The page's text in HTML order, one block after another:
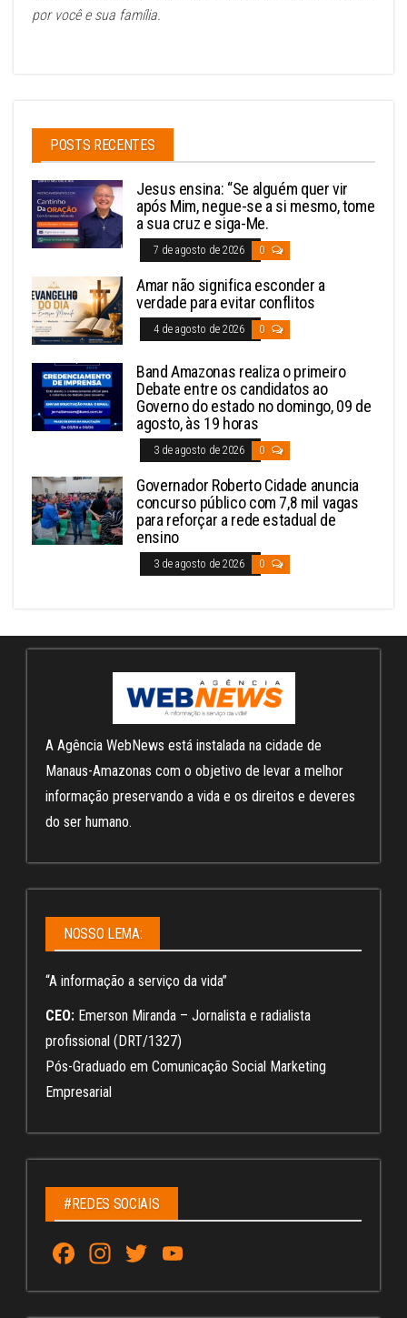
por você e sua família.
POSTS RECENTES
Jesus ensina: “Se alguém quer vir
após Mim, negue-se a si mesmo, tome
a sua cruz e siga-Me.
7 de agosto de 2026 0
Amar não significa esconder a
verdade para evitar conflitos
4 de agosto de 2026 0
Band Amazonas realiza o primeiro
Debate entre os candidatos ao
Governo do estado no domingo, 09 de
agosto, às 19 horas
3 de agosto de 2026 0
Governador Roberto Cidade anuncia
concurso público com 7,8 mil vagas
para reforçar a rede estadual de
ensino
3 de agosto de 2026 0
A Agência WebNews está instalada na cidade de
Manaus-Amazonas com o objetivo de levar a melhor
informação preservando a vida e os direitos e deveres
do ser humano.
NOSSO LEMA:
“A informação a serviço da vida”
CEO: Emerson Miranda – Jornalista e radialista
profissional (DRT/1327)
Pós-Graduado em Comunicação Social Marketing
Empresarial
#REDES SOCIAIS
Fa
ce
In
st
T
wi u